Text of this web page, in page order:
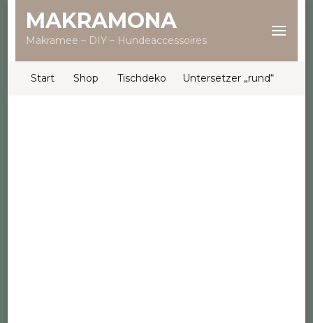
MAKRAMONA
Makramee – DIY – Hundeaccessoires
Start Shop Tischdeko Untersetzer „rund“